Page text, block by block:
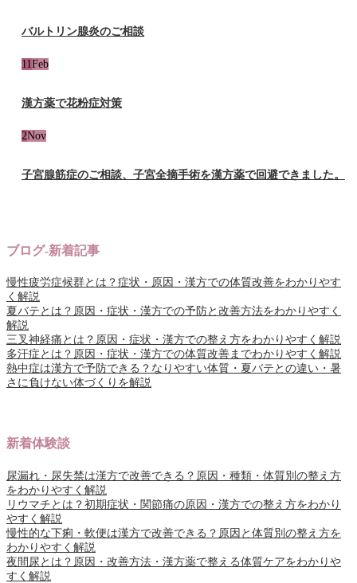
バルトリン腺炎のご相談
11 Feb
漢方薬で花粉症対策
2Nov
子宮腺筋症のご相談、子宮全摘手術を漢方薬で回避できました。
ブログ-新着記事
慢性疲労症候群とは？症状・原因・漢方での体質改善をわかりやす
く解説
夏バテとは？原因・症状・漢方での予防と改善方法をわかりやすく
解説
三叉神経痛とは？原因・症状・漢方での整え方をわかりやすく解説
多汗症とは？原因・症状・漢方での体質改善までわかりやすく解説
熱中症は漢方で予防できる？なりやすい体質・夏バテとの違い・暑
さに負けない体づくりを解説
新着体験談
尿漏れ・尿失禁は漢方で改善できる？原因・種類・体質別の整え方
をわかりやすく解説
リウマチとは？初期症状・関節痛の原因・漢方での整え方をわかり
やすく解説
慢性的な下痢・軟便は漢方で改善できる？原因と体質別の整え方を
わかりやすく解説
夜間尿とは？原因・改善方法・漢方薬で整える体質ケアをわかりや
すく解説